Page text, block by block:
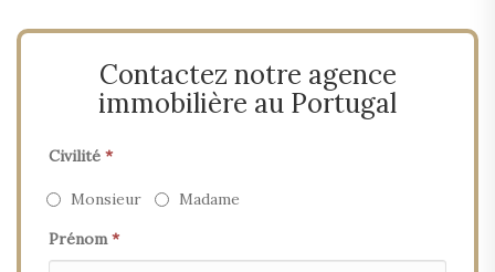
Contactez notre agence
immobilière au Portugal
Civilité *
Monsieur
Madame
Prénom*